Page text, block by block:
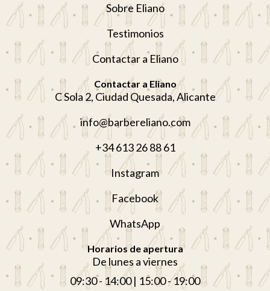
Sobre Eliano
Testimonios
Contactar a Eliano
Contactar a Eliano
C Sola 2, Ciudad Quesada, Alicante
info@barbereliano.com
+34 613 26 88 61
Instagram
Facebook
WhatsApp
Horarios de apertura
De lunes a viernes
09:30 - 14:00 | 15:00 - 19:00